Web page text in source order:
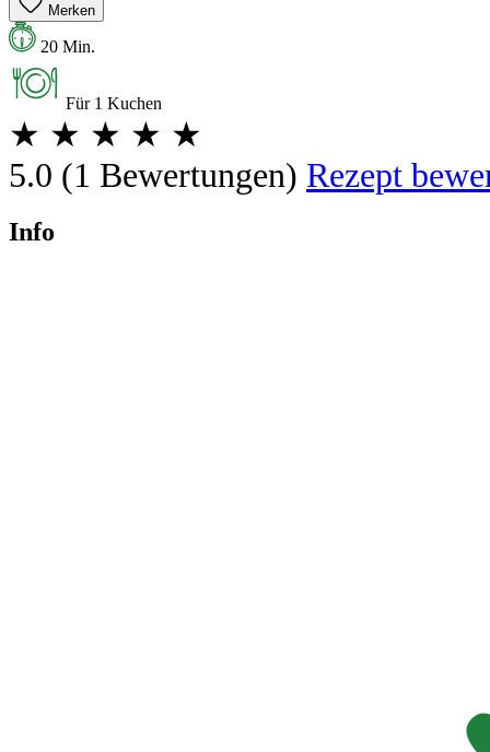
Merken
20 Min.
Für 1 Kuchen
★ ★ ★ ★ ★
5.0 (1 Bewertungen) Rezept
Info